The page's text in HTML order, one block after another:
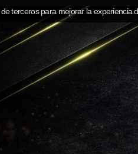
terceros para mejorar la experiencia